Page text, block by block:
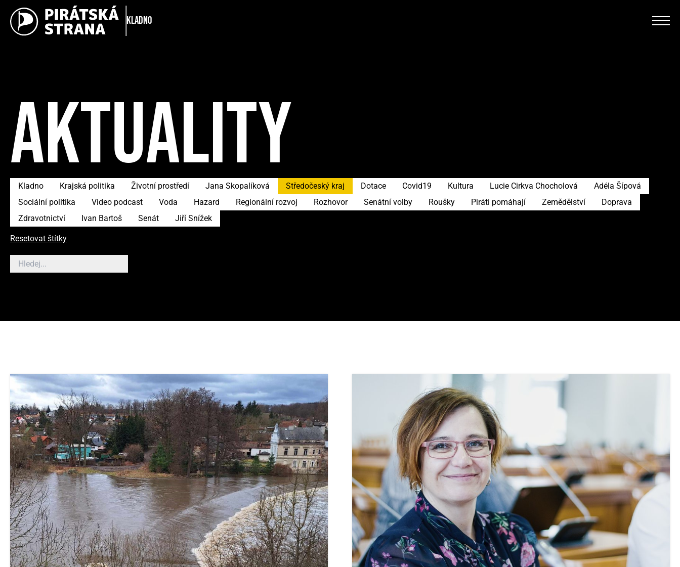
Kladno
AKTUALITY
Kladno Krajská politika Životní prostředí Jana Skopalíková Středočeský kraj Dotace Covid19 Kultura Lucie Cirkva Chocholová
Adéla Šípová
Sociální politika
Video podcast Voda Hazard Regionální rozvoj Rozhovor Senátní volby Roušky Piráti pomáhají Zemědělství
Doprava
Zdravotnictví
Ivan Bartoš Senát Jiří Snížek
Resetovat štítky